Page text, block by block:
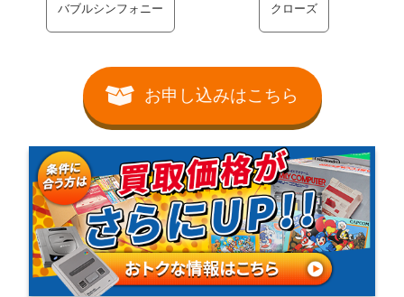
バブルシンフォニー クローズ
お申し込みはこちら